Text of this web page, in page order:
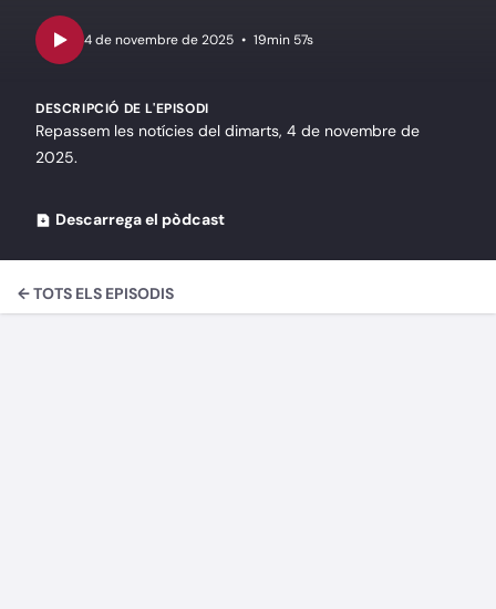
• 19min 57s
DESCRIPCIÓ DE L'EPISODI
Repassem les notícies del dimarts, 4 de novembre de
2025.
Descarrega el pòdcast
← TOTS ELS EPISODIS